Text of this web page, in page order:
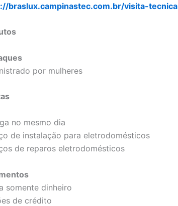
braslux.campinastec.com.br/visita-tecnica
por mulheres
no mesmo dia
de instalação para eletrodomésticos
de reparos eletrodomésticos
somente dinheiro
de crédito